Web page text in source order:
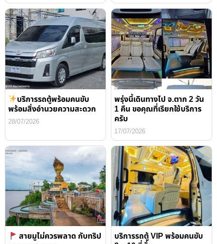
บริการรถตู้พร้อมคนขับ
พร้อมสิ่งอำนวยความสะดวก
28/07/2026
พรุ่งนี้เดินทางไป จ.ตาก 2 วัน
1 คืน ขอคุณที่เรียกใช้บริการ
ครับ
17/07/2026
สายมูไม่ควรพลาด กับทริป
บริการรถตู้ VIP พร้อมคนขับ